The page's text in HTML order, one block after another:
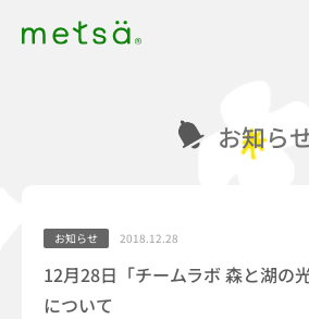
お知ら
お知らせ 2018.12.28
12月28日「チームラボ 森と湖の
について